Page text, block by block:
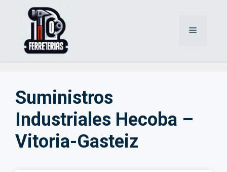
Menú
Suministros
Industriales Hecoba –
Vitoria-Gasteiz